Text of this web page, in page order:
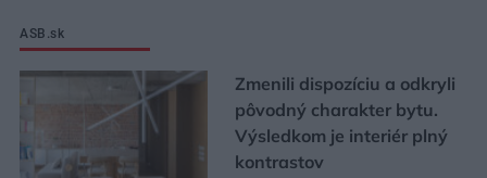
ASB.sk
Zmenili dispozíciu a odkryli
pôvodný charakter bytu.
Výsledkom je interiér plný
kontrastov